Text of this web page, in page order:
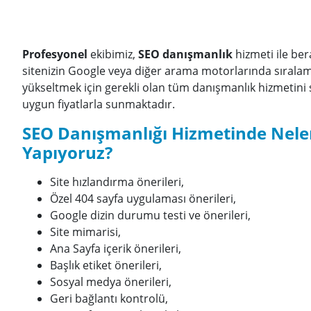
Profesyonel ekibimiz, SEO danışmanlık hizmeti ile
sitenizin Google veya diğer arama motorlarında
yükseltmek için gerekli olan tüm danışmanlık hizmetini
uygun fiyatlarla sunmaktadır.
SEO Danışmanlığı Hizmetinde
Yapıyoruz?
Site hızlandırma önerileri,
Özel 404 sayfa uygulaması önerileri,
Google dizin durumu testi ve önerileri,
Site mimarisi,
Ana Sayfa içerik önerileri,
Başlık etiket önerileri,
Sosyal medya önerileri,
Geri bağlantı kontrolü,